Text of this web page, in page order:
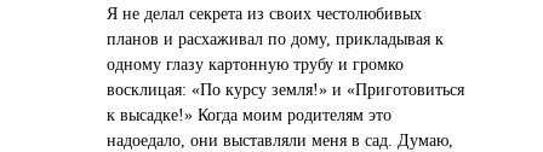
Я не делал секрета из своих честолюбивых
планов и расхаживал по дому, прикладывая к
одному глазу картонную трубу и громко
восклицая: «По курсу земля!» и «Приготовиться
к высадке!» Когда моим родителям это
надоедало, они выставляли меня в сад. Думаю,